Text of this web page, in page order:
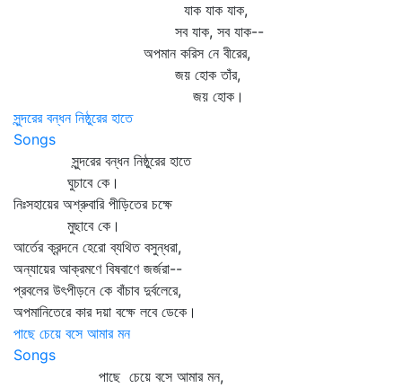
যাক যাক যাক,
সব যাক, সব যাক--
অপমান করিস নে বীরের,
জয় হোক তাঁর,
জয় হোক।
সুন্দরের বন্ধন নিষ্ঠুরের হাতে
Songs
সুন্দরের বন্ধন নিষ্ঠুরের হাতে
ঘুচাবে কে।
নিঃসহায়ের অশ্রুবারি পীড়িতের চক্ষে
মুছাবে কে।
আর্তের ক্রন্দনে হেরো ব্যথিত বসুন্ধরা,
অন্যায়ের আক্রমণে বিষবাণে জর্জরা--
প্রবলের উৎপীড়নে কে বাঁচাব দুর্বলেরে,
অপমানিতেরে কার দয়া বক্ষে লবে ডেকে।
পাছে চেয়ে বসে আমার মন
Songs
পাছে চেয়ে বসে আমার মন,